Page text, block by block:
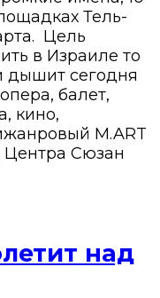
Тель-
Цель
в Израиле то
дышит сегодня
балет,
кино,
M.ART
Центра Сюзан
над